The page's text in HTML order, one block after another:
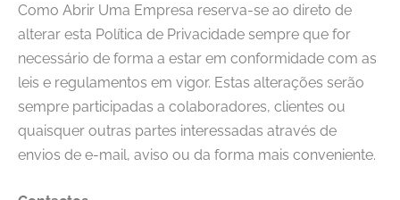
Como Abrir Uma Empresa reserva-se ao direto de
alterar esta Política de Privacidade sempre que for
necessário de forma a estar em conformidade com as
leis e regulamentos em vigor. Estas alterações serão
sempre participadas a colaboradores, clientes ou
quaisquer outras partes interessadas através de
envios de e-mail, aviso ou da forma mais conveniente.